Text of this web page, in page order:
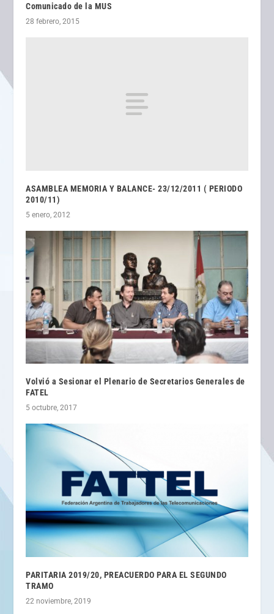
Comunicado de la MUS
28 febrero, 2015
ASAMBLEA MEMORIA Y BALANCE- 23/12/2011 ( PERIODO
2010/11)
5 enero, 2012
Volvió a Sesionar el Plenario de Secretarios Generales de
FATEL
5 octubre, 2017
PARITARIA 2019/20, PREACUERDO PARA EL SEGUNDO
TRAMO
22 noviembre, 2019